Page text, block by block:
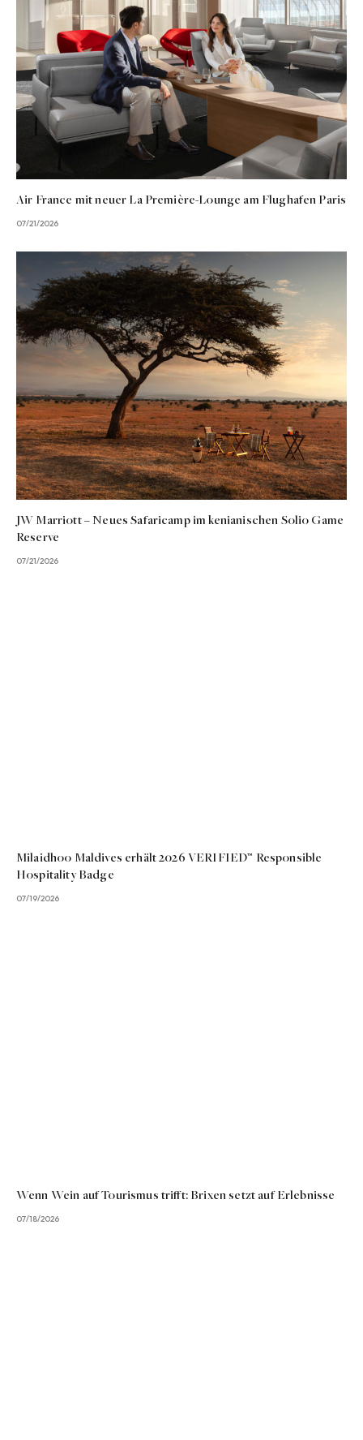
Air France mit neuer La Première-Lounge am Flughafen Paris
07/21/2026
JW Marriott – Neues Safaricamp im kenianischen Solio Game
Reserve
07/21/2026
Milaidhoo Maldives erhält 2026 VERIFIED™ Responsible
Hospitality Badge
07/19/2026
Wenn Wein auf Tourismus trifft: Brixen setzt auf Erlebnisse
07/18/2026